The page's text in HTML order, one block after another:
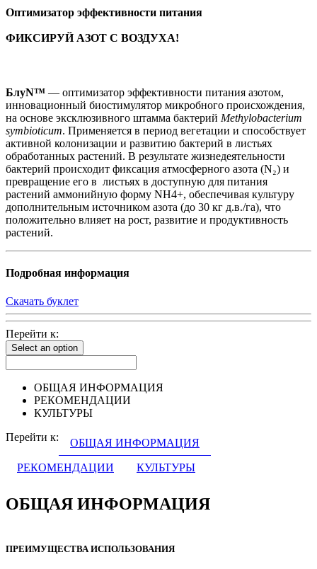
Оптимизатор эффективности питания
ФИКСИРУЙ АЗОТ С ВОЗДУХА!
БлуN™ — оптимизатор эффективности питания азотом,
инновационный биостимулятор микробного происхождения,
на основе эксклюзивного штамма бактерий Methylobacterium
symbioticum. Применяется в период вегетации и способствует
активной колонизации и развитию бактерий в листьях
обработанных растений. В результате жизнедеятельности
бактерий происходит фиксация атмосферного азота (N₂) и
превращение его в листьях в доступную для питания
растений аммонийную форму NH4+, обеспечивая культуру
дополнительным источником азота (до 30 кг д.в./га), что
положительно влияет на рост, развитие и продуктивность
растений.
Подробная информация
Скачать буклет
Перейти к:
Select an option
ОБЩАЯ ИНФОРМАЦИЯ
РЕКОМЕНДАЦИИ
КУЛЬТУРЫ
Перейти к:
ОБЩАЯ ИНФОРМАЦИЯ
РЕКОМЕНДАЦИИ КУЛЬТУРЫ
ОБЩАЯ ИНФОРМАЦИЯ
ПРЕИМУЩЕСТВА ИСПОЛЬЗОВАНИЯ